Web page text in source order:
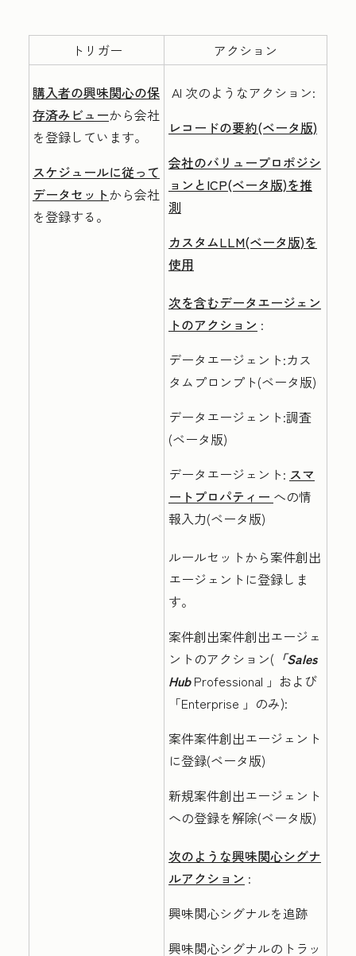
トリガー アクション
購入者の興味関心の保
存済みビューから会社
を登録しています。
スケジュールに従って
データセットから会社
を登録する。
AI 次のようなアクション:
レコードの要約(ベータ版)
会社のバリュープロポジシ
ョンとICP(ベータ版)を推
測
カスタムLLM(ベータ版)を
使用
次を含むデータエージェン
トのアクション :
データエージェント:カス
タムプロンプト(ベータ版)
データエージェント:調査
(ベータ版)
データエージェント: スマ
ートプロパティー への情
報入力(ベータ版)
ルールセットから案件創出
エージェントに登録しま
す。
案件創出案件創出エージェ
ントのアクション( 「Sales
HubProfessional 」および
「Enterprise 」のみ):
案件案件創出エージェント
に登録(ベータ版)
新規案件創出エージェント
への登録を解除(ベータ版)
次のような興味関心シグナ
ルアクション :
興味関心シグナルを追跡
興味関心シグナルのトラッ